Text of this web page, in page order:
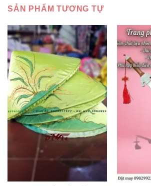
SẢN PHẨM TƯƠNG TỰ